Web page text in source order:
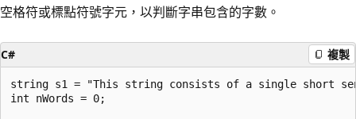
空格符或標點符號字元，以判斷字串包含的字數。
C# 複製
string s1 = "This string consists of a single short
int nWords = 0;